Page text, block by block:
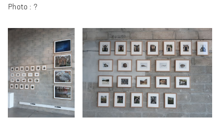
Photo : ?